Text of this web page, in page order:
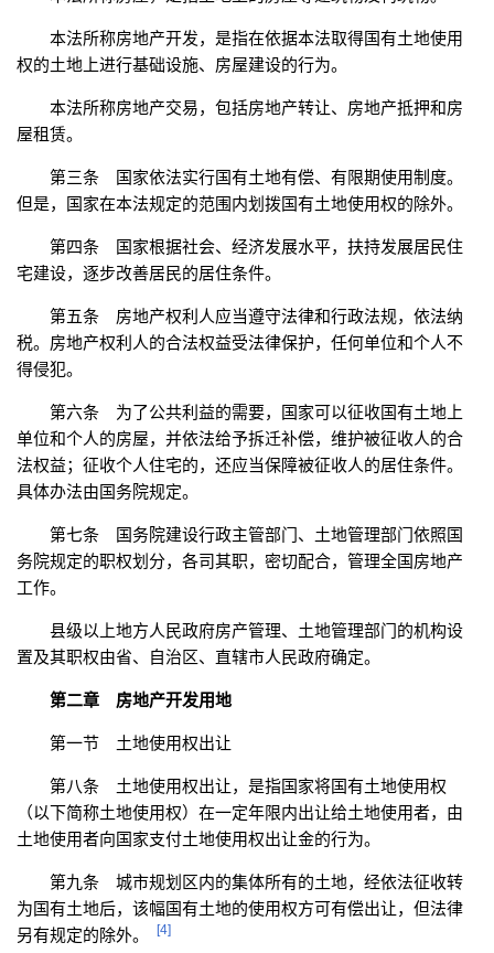
本法所称房地产开发，是指在依据本法取得国有土地使用
权的土地上进行基础设施、房屋建设的行为。
本法所称房地产交易，包括房地产转让、房地产抵押和房
屋租赁。
第三条 国家依法实行国有土地有偿、有限期使用制度。
但是，国家在本法规定的范围内划拨国有土地使用权的除外。
第四条 国家根据社会、经济发展水平，扶持发展居民住
宅建设，逐步改善居民的居住条件。
第五条 房地产权利人应当遵守法律和行政法规，依法纳
税。房地产权利人的合法权益受法律保护，任何单位和个人不
得侵犯。
第六条 为了公共利益的需要，国家可以征收国有土地上
单位和个人的房屋，并依法给予拆迁补偿，维护被征收人的合
法权益；征收个人住宅的，还应当保障被征收人的居住条件。
具体办法由国务院规定。
第七条 国务院建设行政主管部门、土地管理部门依照国
务院规定的职权划分，各司其职，密切配合，管理全国房地产
工作。
县级以上地方人民政府房产管理、土地管理部门的机构设
置及其职权由省、自治区、直辖市人民政府确定。
第二章 房地产开发用地
第一节 土地使用权出让
第八条 土地使用权出让，是指国家将国有土地使用权
（以下简称土地使用权）在一定年限内出让给土地使用者，由
土地使用者向国家支付土地使用权出让金的行为。
第九条 城市规划区内的集体所有的土地，经依法征收转
为国有土地后，该幅国有土地的使用权方可有偿出让，但法律
另有规定的除外。
[4]